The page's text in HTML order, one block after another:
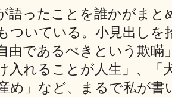
語ったことを誰かがまと
ついている。小見出しを
由であるべきという欺瞞
入れることが人生」、「
め」など、まるで私が書